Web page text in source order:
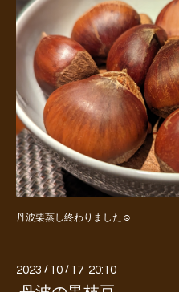
丹波栗蒸し終わりました☺️
2023 / 10 / 17 20:10